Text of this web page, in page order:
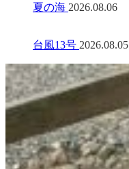
夏の海 2026.08.06
台風13号 2026.08.05